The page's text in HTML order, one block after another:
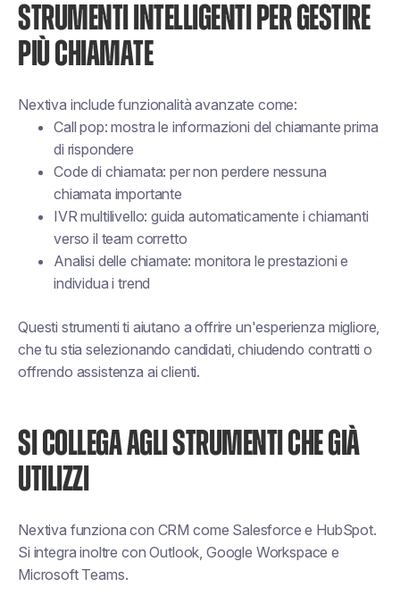
STRUMENTI INTELLIGENTI PER GESTIRE
PIÙ CHIAMATE
Nextiva include funzionalità avanzate come:
Call pop: mostra le informazioni del chiamante prima
di rispondere
Code di chiamata: per non perdere nessuna
chiamata importante
IVR multilivello: guida automaticamente i chiamanti
verso il team corretto
Analisi delle chiamate: monitora le prestazioni e
individua i trend
Questi strumenti ti aiutano a offrire un'esperienza migliore,
che tu stia selezionando candidati, chiudendo contratti o
offrendo assistenza ai clienti.
SI COLLEGA AGLI STRUMENTI CHE GIÀ
UTILIZZI
Nextiva funziona con CRM come Salesforce e HubSpot.
Si integra inoltre con Outlook, Google Workspace e
Microsoft Teams.